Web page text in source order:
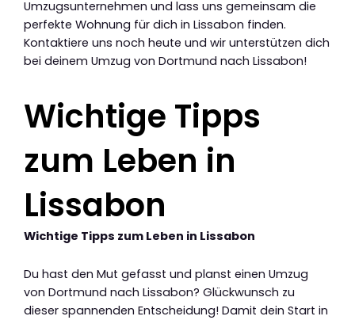
Umzugsunternehmen und lass uns gemeinsam die
perfekte Wohnung für dich in Lissabon finden.
Kontaktiere uns noch heute und wir unterstützen dich
bei deinem Umzug von Dortmund nach Lissabon!
Wichtige Tipps
zum Leben in
Lissabon
Wichtige Tipps zum Leben in Lissabon
Du hast den Mut gefasst und planst einen Umzug
von Dortmund nach Lissabon? Glückwunsch zu
dieser spannenden Entscheidung! Damit dein Start in